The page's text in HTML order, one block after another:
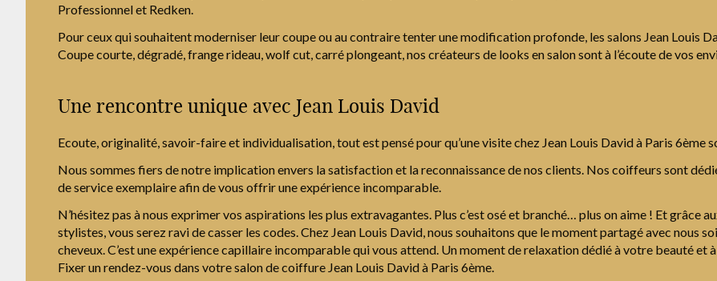
Professionnel et Redken.
Pour ceux qui souhaitent moderniser leur coupe ou au contraire tenter une modification profonde, les salons Jean Louis
Coupe courte, dégradé, frange rideau, wolf cut, carré plongeant, nos créateurs de looks en salon sont à l’écoute de vos
Une rencontre unique avec Jean Louis David
Ecoute, originalité, savoir-faire et individualisation, tout est pensé pour qu’une visite chez Jean Louis David à Paris 6ème
Nous sommes fiers de notre implication envers la satisfaction et la reconnaissance de nos clients. Nos coiffeurs sont
de service exemplaire afin de vous offrir une expérience incomparable.
N’hésitez pas à nous exprimer vos aspirations les plus extravagantes. Plus c’est osé et branché… plus on aime ! Et grâce
stylistes, vous serez ravi de casser les codes. Chez Jean Louis David, nous souhaitons que le moment partagé avec nous
cheveux. C’est une expérience capillaire incomparable qui vous attend. Un moment de relaxation dédié à votre beauté
Fixer un rendez-vous dans votre salon de coiffure Jean Louis David à Paris 6ème.